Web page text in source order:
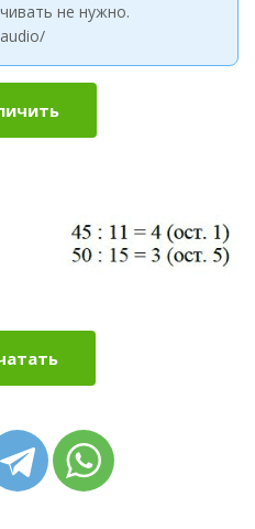
не нужно.